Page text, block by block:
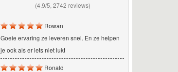
(4.9/5, 2742 reviews)
Rowan
Goeie ervaring ze leveren snel. En ze helpen
je ook als er iets niet lukt
Ronald